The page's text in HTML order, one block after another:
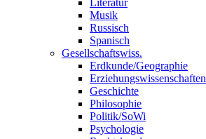
Literatur
Musik
Russisch
Spanisch
Gesellschaftswiss.
Erdkunde/Geographie
Erziehungswissenschaften
Geschichte
Philosophie
Politik/SoWi
Psychologie